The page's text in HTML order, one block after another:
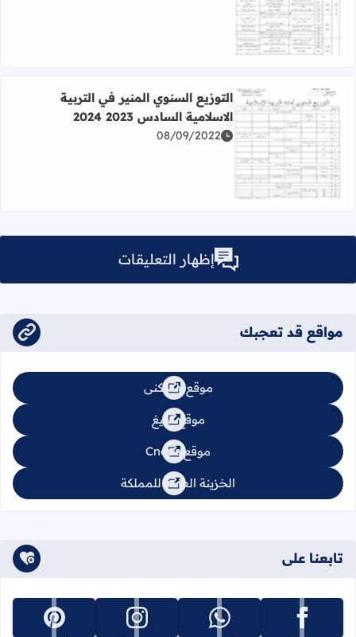
اقرأ المزيد عن التوزيع السنوي المسار في الاجتماعيات السادس 2023
اقرأ المزيد عن التوزيع السنوي المنير في التربية الاسلامية السادس
التوزيع السنوي المنير في التربية
الاسلامية السادس 2023 2024
08/09/2022
إظهار التعليقات
مواقع قد تعجبك
موقع السكنى
موقع تبليغ
موقع Cnops
الخزينة العامة للمملكة
تابعنا على
تابعنا على facebook تابعنا على whatsapp تابعنا على instagram تابعنا على pinterest